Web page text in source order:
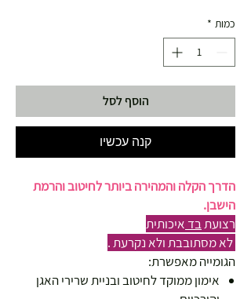
כמות *
הוסף לסל
קנה עכשיו
הדרך הקלה והמהירה ביותר לחיטוב והרמת
הישבן.
רצועתבד איכותית
לא מסתובבת ולא נקרעת .
הגומייה מאפשרת:
אימון ממוקד לחיטוב ובניית שרירי האגן